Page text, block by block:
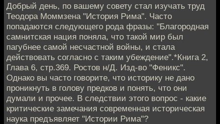
Добрый день, по вашему совету стал изучать труд
Теодора Моммзена "История Рима". Часто
попадаются следующего рода фразы: "Благородная
самнитская нация поняла, что такой мир был
пагубнее самой несчастной войны, и стала
действовать согласно с таким убеждение".*Книга 2,
Глава 6, стр.369. Ростов н/Д. Изд-во "Феникс".
Однако вы часто говорите, что историку не дано
проникнуть в голову предков и понять, что они
думали и прочее. В следствии этого вопрос - какие
критические замечания современная историческая
наука предъявляет "Истории Рима"?